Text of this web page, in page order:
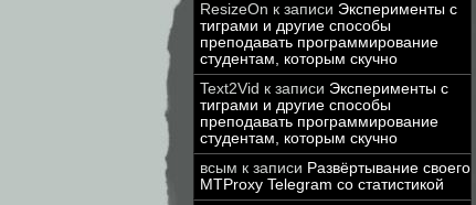
ResizeOn к записи Эксперименты с
тиграми и другие способы
преподавать программирование
студентам, которым скучно
Text2Vid к записи Эксперименты с
тиграми и другие способы
преподавать программирование
студентам, которым скучно
всым к записи Развёртывание своего
MTProxy Telegram со статистикой